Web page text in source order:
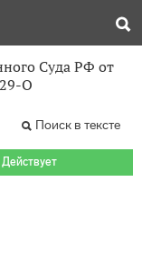
Суда РФ от
О
Поиск в тексте